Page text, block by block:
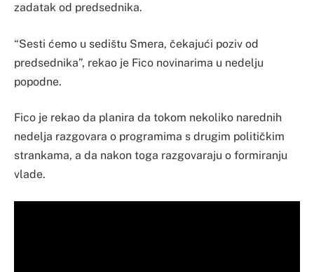
zadatak od predsednika.
“Sesti ćemo u sedištu Smera, čekajući poziv od
predsednika”, rekao je Fico novinarima u nedelju
popodne.
Fico je rekao da planira da tokom nekoliko narednih
nedelja razgovara o programima s drugim političkim
strankama, a da nakon toga razgovaraju o formiranju
vlade.